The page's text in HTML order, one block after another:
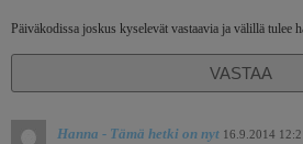
Päiväkodissa joskus kyselevät vastaavia ja välillä tulee
VASTAA
Hanna - Tämä hetki on nyt 16.9.2014 12:21